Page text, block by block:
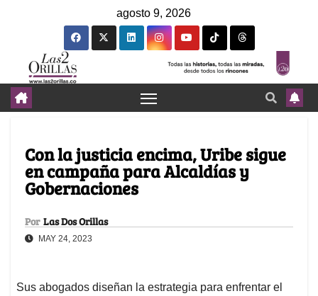
agosto 9, 2026
Con la justicia encima, Uribe sigue
en campaña para Alcaldías y
Gobernaciones
Por Las Dos Orillas
MAY 24, 2023
Sus abogados diseñan la estrategia para enfrentar el